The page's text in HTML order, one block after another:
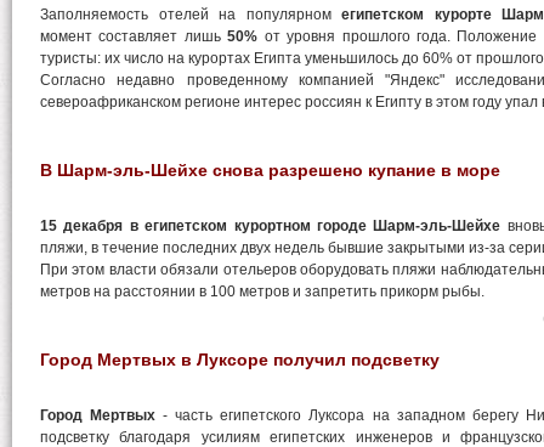
Заполняемость отелей на популярном египетском курорте
момент составляет лишь50% от уровня прошлого года. Положение
туристы: их число на курортах Египта уменьшилось до 60% от
Согласно недавно проведенному компанией "Яндекс"
североафриканском регионе интерес россиян к Египту в этом году упал
В Шарм-эль-Шейхе снова разрешено купание в море
15 декабря в египетском курортном городе Шарм-эль-Шейхе
пляжи, в течение последних двух недель бывшие закрытыми из-за
При этом власти обязали отельеров оборудовать пляжи
метров на расстоянии в 100 метров и запретить прикорм рыбы.
Город Мертвых в Луксоре получил подсветку
Город Мертвых - часть египетского Луксора на западном берегу
подсветку благодаря усилиям египетских инженеров и